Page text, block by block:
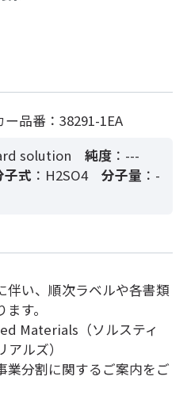
品番：38291-1EA
solution 純度：---
子式 ：H2SO4 分子量 ：-
い、順次ラベルや各書類
す。
Materials（ソルスティ
ルズ）
分割に関するご案内をご